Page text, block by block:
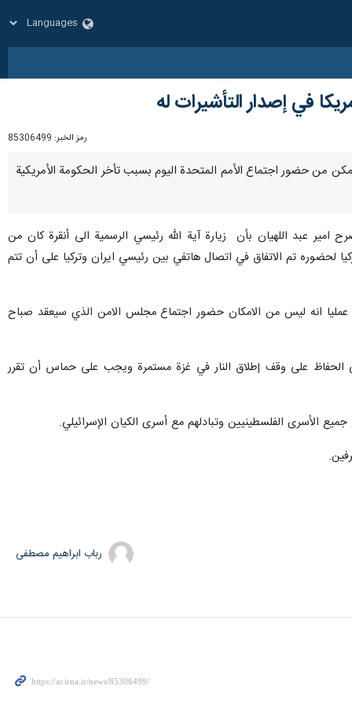
في إصدار التأشيرات له
رمز الخبر: 85306499
يتمكن من حضور اجتماع الأمم المتحدة اليوم بسبب تأخر الحكومة الأمريكية
عبد اللهيان بأن زيارة آية الله رئيسي الرسمية الى أنقرة كان من
لحضوره تم الاتفاق في اتصال هاتفي بين رئيسي ايران وتركيا على أن تتم
عمليا انه ليس من الامكان حضور اجتماع مجلس الامن الذي سيعقد صباح
الحفاظ على وقف إطلاق النار في غزة مستمرة ويجب على حماس أن تقرر
الأسرى الفلسطينيين وتبادلهم مع أسرى الكيان الإسرائيلي.
رباب ابراهیم مصطفی